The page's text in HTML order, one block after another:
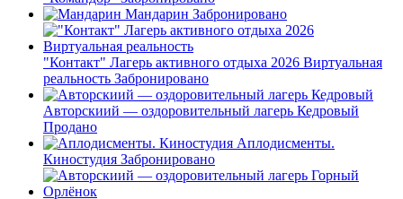
Мандарин Забронировано
"Контакт" Лагерь активного отдыха 2026 Виртуальная
реальность Забронировано
Авторскиий — оздоровительный лагерь Кедровый
Продано
Аплодисменты.
Киностудия Забронировано